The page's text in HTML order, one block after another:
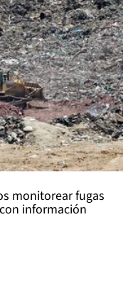
monitorear fugas
información